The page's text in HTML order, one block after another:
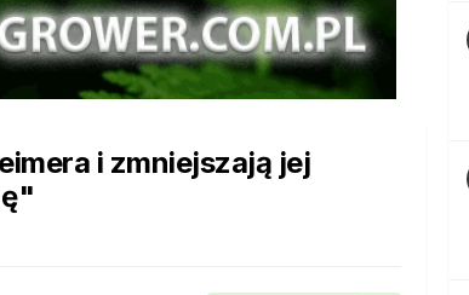
i zmniejszają jej